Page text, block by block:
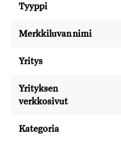
Tyyppi
Merkkiluvan nimi
Yritys
Yrityksen
verkkosivut
Kategoria